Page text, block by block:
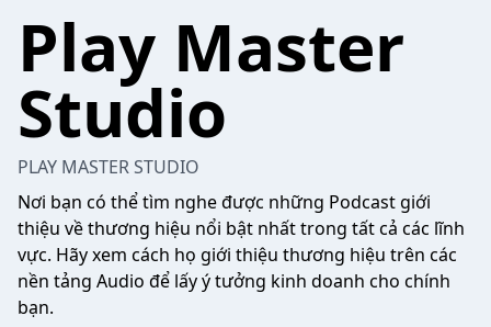
Play Master
Studio
PLAY MASTER STUDIO
Nơi bạn có thể tìm nghe được những Podcast giới
thiệu về thương hiệu nổi bật nhất trong tất cả các lĩnh
vực. Hãy xem cách họ giới thiệu thương hiệu trên các
nền tảng Audio để lấy ý tưởng kinh doanh cho chính
bạn.